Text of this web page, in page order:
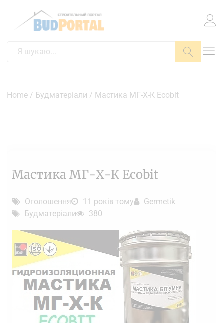
Home / Будматеріали / Мастика МГ-Х-К Ecobit
Мастика МГ-Х-К Ecobit
Оголошення 11 років тому
Germetik
Будматеріали
380